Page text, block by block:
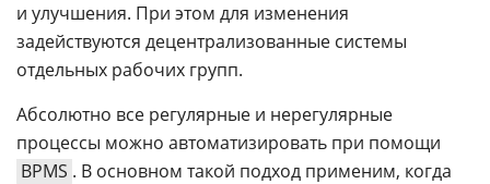
и улучшения. При этом для изменения
задействуются децентрализованные системы
отдельных рабочих групп.
Абсолютно все регулярные и нерегулярные
процессы можно автоматизировать при помощи
BPMS . В основном такой подход применим, когда